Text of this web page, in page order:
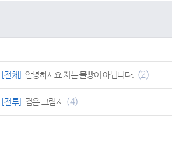
[전체] 안녕하세요 저는 몰빵이 아닙니다. (2)
[전투] 검은 그림자 (4)